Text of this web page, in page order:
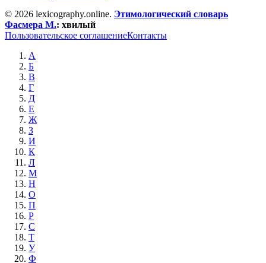
© 2026 lexicography.online. Этимологический словарь
Фасмера М.: хвилый
Пользовательское соглашениеКонтакты
А
Б
В
Г
Д
Е
Ж
З
И
К
Л
М
Н
О
П
Р
С
Т
У
Ф